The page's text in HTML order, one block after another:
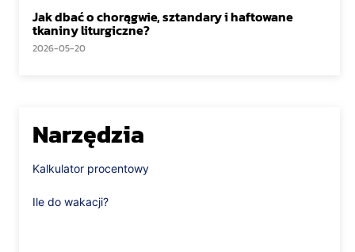
Jak dbać o chorągwie, sztandary i haftowane
tkaniny liturgiczne?
2026-05-20
Narzędzia
Kalkulator procentowy
Ile do wakacji?